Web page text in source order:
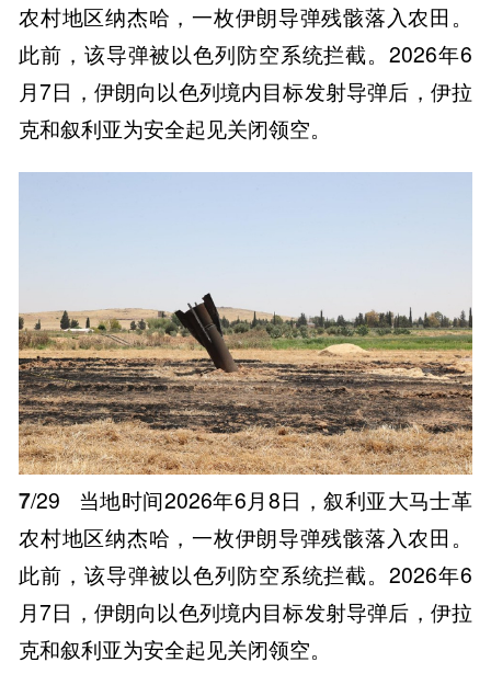
农村地区纳杰哈，一枚伊朗导弹残骸落入农田。
此前，该导弹被以色列防空系统拦截。2026年6
月7日，伊朗向以色列境内目标发射导弹后，伊拉
克和叙利亚为安全起见关闭领空。
7/29
当地时间2026年6月8日，叙利亚大马士革
农村地区纳杰哈，一枚伊朗导弹残骸落入农田。
此前，该导弹被以色列防空系统拦截。2026年6
月7日，伊朗向以色列境内目标发射导弹后，伊拉
克和叙利亚为安全起见关闭领空。